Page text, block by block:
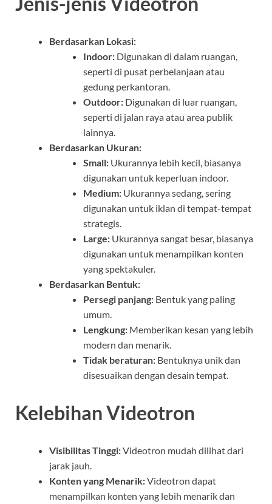
Berdasarkan Lokasi:
Indoor: Digunakan di dalam ruangan,
seperti di pusat perbelanjaan atau
gedung perkantoran.
Outdoor: Digunakan di luar ruangan,
seperti di jalan raya atau area publik
lainnya.
Berdasarkan Ukuran:
Small: Ukurannya lebih kecil, biasanya
digunakan untuk keperluan indoor.
Medium: Ukurannya sedang, sering
digunakan untuk iklan di tempat-tempat
strategis.
Large: Ukurannya sangat besar, biasanya
digunakan untuk menampilkan konten
yang spektakuler.
Berdasarkan Bentuk:
Persegi panjang: Bentuk yang paling
umum.
Lengkung: Memberikan kesan yang lebih
modern dan menarik.
Tidak beraturan: Bentuknya unik dan
disesuaikan dengan desain tempat.
Kelebihan Videotron
Visibilitas Tinggi:Videotron mudah dilihat dari
jarak jauh.
Konten yang Menarik:Videotron dapat
menampilkan konten yang lebih menarik dan